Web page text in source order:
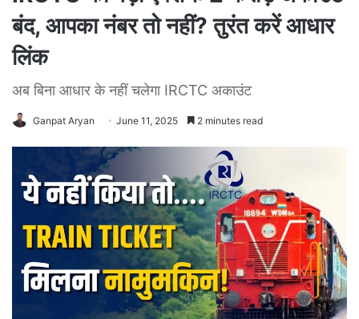
बंद, आपका नंबर तो नहीं? तुरंत करें आधार
लिंक
अब बिना आधार के नहीं चलेगा IRCTC अकाउंट
Ganpat Aryan June 11, 2025 2 minutes read